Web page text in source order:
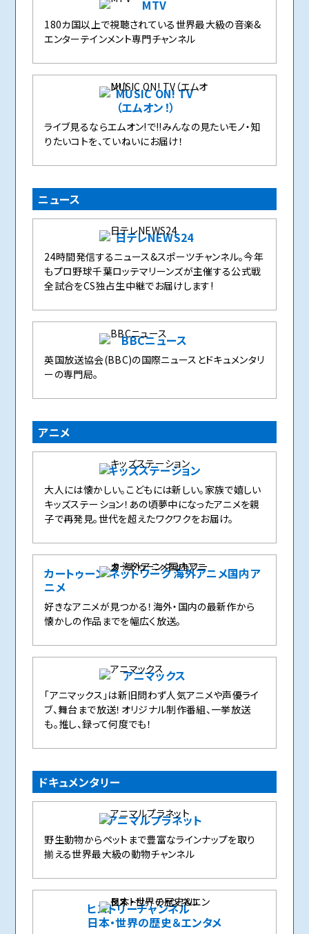
MTV
180カ国以上で視聴されている世界最大級の音楽&
エンターテインメント専門チャンネル
MUSIC ON! TV
（エムオン！）
ライブ見るならエムオン!で!!みんなの見たいモノ・知
りたいコトを、ていねいにお届け！
ニュース
日テレNEWS24
24時間発信するニュース&スポーツチャンネル。今年
もプロ野球千葉ロッテマリーンズが主催する公式戦
全試合をCS独占生中継でお届けします!
BBCニュース
英国放送協会(BBC)の国際ニュースとドキュメンタリ
ーの専門局。
アニメ
キッズステーション
大人には懐かしい。こどもには新しい。家族で嬉しい
キッズステーション！あの頃夢中になったアニメを親
子で再発見。世代を超えたワクワクをお届け。
カートゥーン ネットワーク 海外アニメ国内ア
ニメ
好きなアニメが見つかる！海外・国内の最新作から
懐かしの作品までを幅広く放送。
アニマックス
「アニマックス」は新旧問わず人気アニメや声優ライ
ブ、舞台まで放送！オリジナル制作番組、一挙放送
も。推し、録って何度でも！
ドキュメンタリー
アニマルプラネット
野生動物からペットまで豊富なラインナップを取り
揃える世界最大級の動物チャンネル
ヒストリーチャンネル
日本・世界の歴史＆エンタメ